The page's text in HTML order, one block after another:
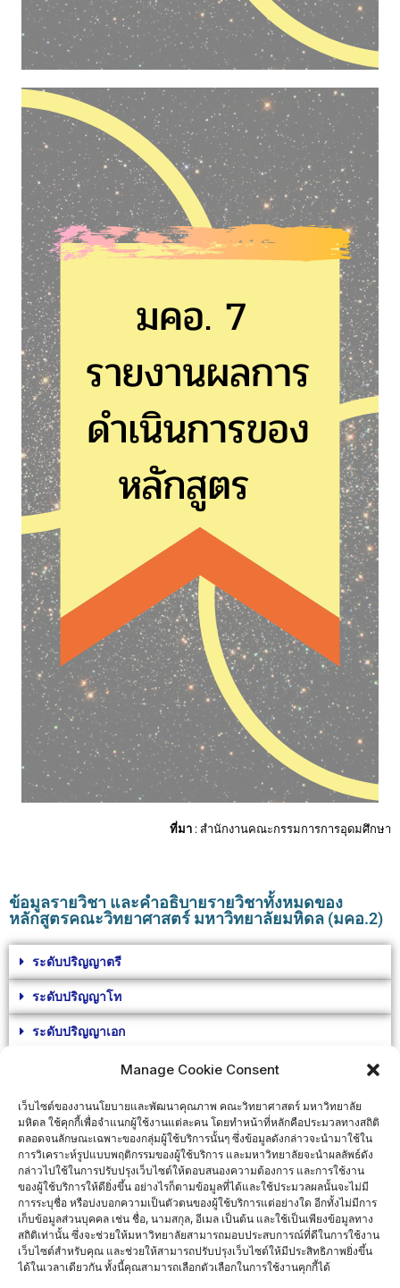
Manage Cookie Consent
เว็บไซต์ของงานนโยบายและพัฒนาคุณภาพ คณะวิทยาศาสตร์ มหาวิทยาลัย
มหิดล ใช้คุกกี้เพื่อจำแนกผู้ใช้งานแต่ละคน โดยทำหน้าที่หลักคือประมวลทางสถิติ
ตลอดจนลักษณะเฉพาะของกลุ่มผู้ใช้บริการนั้นๆ ซึ่งข้อมูลดังกล่าวจะนำมาใช้ใน
การวิเคราะห์รูปแบบพฤติกรรมของผู้ใช้บริการ และมหาวิทยาลัยจะนำผลลัพธ์ดัง
กล่าวไปใช้ในการปรับปรุงเว็บไซต์ให้ตอบสนองความต้องการ และการใช้งาน
ของผู้ใช้บริการให้ดียิ่งขึ้น อย่างไรก็ตามข้อมูลที่ได้และใช้ประมวลผลนั้นจะไม่มี
การระบุชื่อ หรือบ่งบอกความเป็นตัวตนของผู้ใช้บริการแต่อย่างใด อีกทั้งไม่มีการ
เก็บข้อมูลส่วนบุคคล เช่น ชื่อ, นามสกุล, อีเมล เป็นต้น และใช้เป็นเพียงข้อมูลทาง
สถิติเท่านั้น ซึ่งจะช่วยให้มหาวิทยาลัยสามารถมอบประสบการณ์ที่ดีในการใช้งาน
เว็บไซต์สำหรับคุณ และช่วยให้สามารถปรับปรุงเว็บไซต์ให้มีประสิทธิภาพยิ่งขึ้น
ได้ในเวลาเดียวกัน ทั้งนี้คุณสามารถเลือกตัวเลือกในการใช้งานคุกกี้ได้
ที่มา : สำนักงานคณะกรรมการการอุดมศึกษา
ข้อมูลรายวิชา และคำอธิบายรายวิชาทั้งหมดของ
หลักสูตรคณะวิทยาศาสตร์ มหาวิทยาลัยมหิดล (มคอ.2)
ระดับปริญญาตรี
ระดับปริญญาโท
ระดับปริญญาเอก
เอกสารที่เกี่ยวข้อง
ข้อเท็จจริงเกี่ยวกับกรอบมาตรฐานคุณวุฒิระดบอุดมศึกษา (TQF)โดย
สำนักงานคณะกรรมการอุมศึกษา
ประกาศคณะกรรมการอุมศึกษา เรื่อง แนวทางการปฏิบัติตามกรอบ
มาตราฐานคุณวุฒิระดับอุดมศึกษาแห่งชาติ (ฉบับที่ 3 ) พ.ศ. 255
8
การจัดทำ มคอ.3-4, 5-6 ตามแนวทางปฏิบัติตามกรอบมาตรฐานคุณวุฒิ
ระดับอุมศึกษาแห่งชาติ ฉบับที่ 2 พ.ศ. 2554โดย ศูนย์สนับสนุนและ
พัฒนาการเรียนการสอน มหาวิทยาลัยศรีปทุม
ประกาศกระทรวงอุดมศึกษา วิทยาศาสตร์ วิจัยและนวัตกรรม เรื่อง
กำหนดปรัชญาการอุดมศึกษาไทยและระบบอุดมศึกษาใหม่ ด้านการ